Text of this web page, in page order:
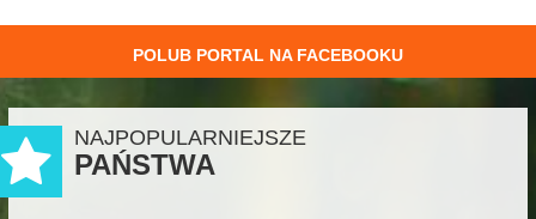
POLUB PORTAL NA FACEBOOKU
NAJPOPULARNIEJSZE
PAŃSTWA